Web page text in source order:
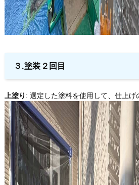
３.塗装２回目
上塗り : 選定した塗料を使用して、仕上げ